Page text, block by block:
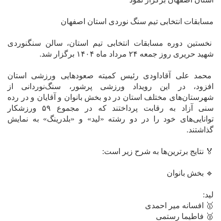
مسابقات انتخابی تیم سنگ نوردی استان اصفهان
نخستین دوره مسابقات انتخابی تیم استان، سالن سنگنوردی
شهید حریری روز جمعه ۲۴ مرداد ماه ۱۴۰۴ برگزار شد.
محمد علی آقاداودی رئیس کمیته صعودهایی ورزشی استان
افزود، در این رویداد ورزشی پرشور، سنگ‌نوردانی از
شهرستان‌های مختلف استان در دو بخش بانوان و آقایان و در رده
سنی آزاد به رقابت پرداختند که در مجموع ۵۹ ورزشکار
توانایی‌های خود را در دو رشته «لید» و «بلدرینگ» به نمایش
گذاشتند.
🏅 نتایج برترین‌ها به شرح زیر است:
🔹 بخش بانوان
لید:
🥇 افسانه میر احمدی
🥈 فاطیما رستمی